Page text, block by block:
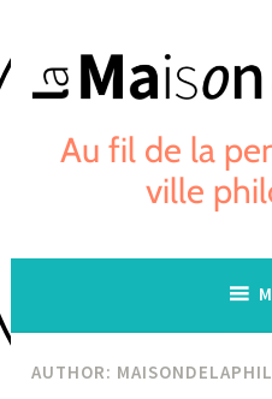
content
Au fil de la
ville
AUTHOR: